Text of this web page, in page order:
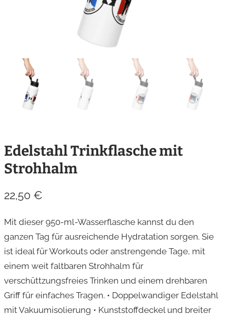
Edelstahl Trinkflasche mit
Strohhalm
22,50 €
Mit dieser 950-ml-Wasserflasche kannst du den
ganzen Tag für ausreichende Hydratation sorgen. Sie
ist ideal für Workouts oder anstrengende Tage, mit
einem weit faltbaren Strohhalm für
verschüttzungsfreies Trinken und einem drehbaren
Griff für einfaches Tragen. • Doppelwandiger Edelstahl
mit Vakuumisolierung • Kunststoffdeckel und breiter